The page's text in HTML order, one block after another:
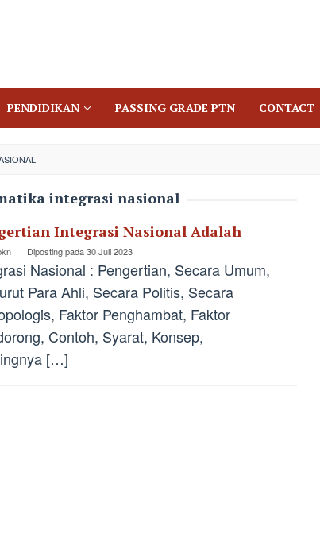
PENDIDIKAN PASSING GRADE PTN CONTACT
integrasi nasional
Integrasi Nasional Adalah
Diposting pada30 Juli 2023
Nasional : Pengertian, Secara Umum,
Para Ahli, Secara Politis, Secara
Faktor Penghambat, Faktor
Contoh, Syarat, Konsep,
[…]